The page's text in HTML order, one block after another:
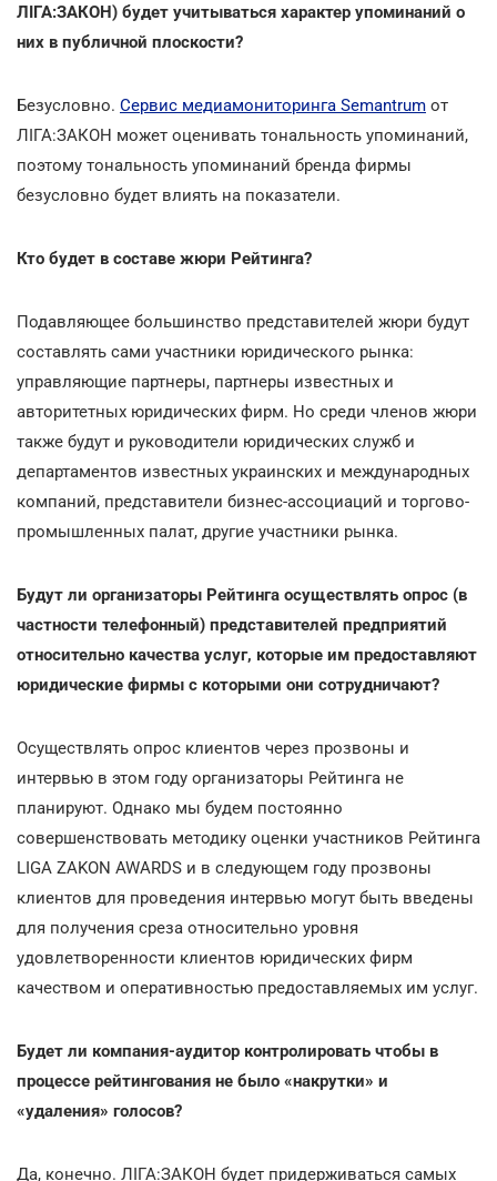
ЛІГА:ЗАКОН) будет учитываться характер упоминаний о
них в публичной плоскости?
Безусловно. Сервис медиамониторинга Semantrum от
ЛІГА:ЗАКОН может оценивать тональность упоминаний,
поэтому тональность упоминаний бренда фирмы
безусловно будет влиять на показатели.
Кто будет в составе жюри Рейтинга?
Подавляющее большинство представителей жюри будут
составлять сами участники юридического рынка:
управляющие партнеры, партнеры известных и
авторитетных юридических фирм. Но среди членов жюри
также будут и руководители юридических служб и
департаментов известных украинских и международных
компаний, представители бизнес-ассоциаций и торгово-
промышленных палат, другие участники рынка.
Будут ли организаторы Рейтинга осуществлять опрос (в
частности телефонный) представителей предприятий
относительно качества услуг, которые им предоставляют
юридические фирмы с которыми они сотрудничают?
Осуществлять опрос клиентов через прозвоны и
интервью в этом году организаторы Рейтинга не
планируют. Однако мы будем постоянно
совершенствовать методику оценки участников Рейтинга
LIGA ZAKON AWARDS и в следующем году прозвоны
клиентов для проведения интервью могут быть введены
для получения среза относительно уровня
удовлетворенности клиентов юридических фирм
качеством и оперативностью предоставляемых им услуг.
Будет ли компания-аудитор контролировать чтобы в
процессе рейтингования не было «накрутки» и
«удаления» голосов?
Да, конечно. ЛІГА:ЗАКОН будет придерживаться самых